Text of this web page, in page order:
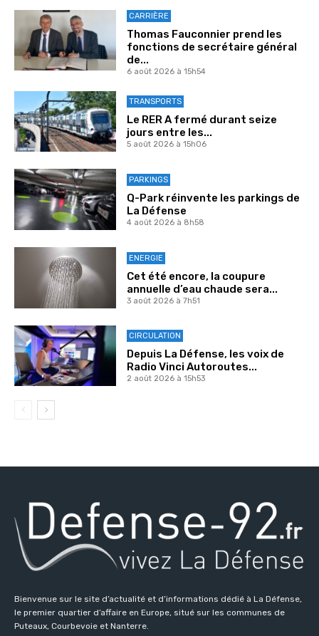
CARRIÈRE
Thomas Fauconnier prend les
fonctions de secrétaire général
de...
6 août 2026 à 15h54
TRANSPORTS
Le RER A fermé durant seize
jours entre les...
5 août 2026 à 15h06
PARKINGS
Q-Park réinvente les parkings de
La Défense
4 août 2026 à 8h58
ENERGIE
Cet été encore, la coupure
annuelle d’eau chaude sera...
3 août 2026 à 7h51
CIRCULATION
Depuis La Défense, les voix de
Radio Vinci Autoroutes...
2 août 2026 à 15h53
Bienvenue sur le site d’actualité et d’informations dédié à La Défense,
le premier quartier d’affaire en Europe, situé sur les communes de
Puteaux, Courbevoie et Nanterre.